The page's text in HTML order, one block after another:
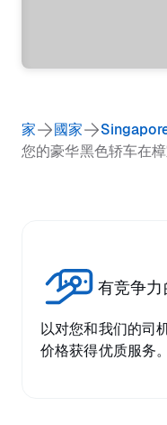
家 國家
您的豪华黑色轿车在
有竞争力
以对您和我们的司
价格获得优质服务。